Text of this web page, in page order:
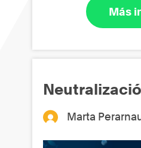
Más
Marta